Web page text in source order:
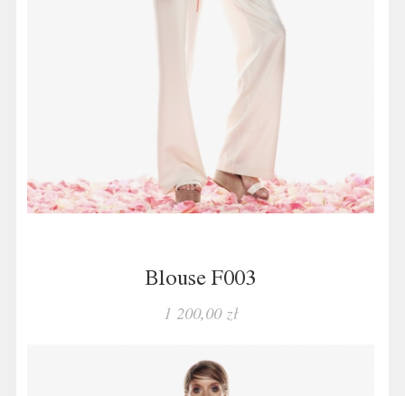
Blouse F003
1 200,00 zł